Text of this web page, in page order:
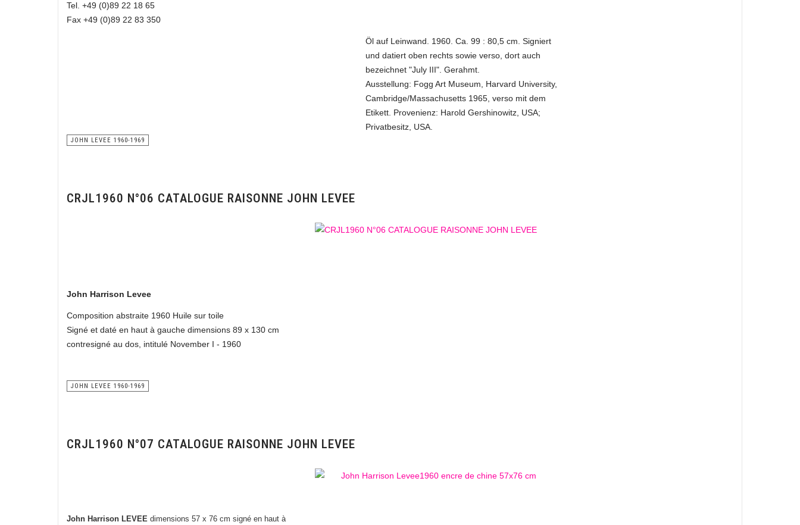
Tel. +49 (0)89 22 18 65
Fax +49 (0)89 22 83 350
Öl auf Leinwand. 1960. Ca. 99 : 80,5 cm. Signiert
und datiert oben rechts sowie verso, dort auch
bezeichnet "July III". Gerahmt.
Ausstellung: Fogg Art Museum, Harvard University,
Cambridge/Massachusetts 1965, verso mit dem
Etikett. Provenienz: Harold Gershinowitz, USA;
Privatbesitz, USA.
JOHN LEVEE 1960-1969
CRJL1960 N°06 CATALOGUE RAISONNE JOHN LEVEE
John Harrison Levee
Composition abstraite 1960 Huile sur toile
Signé et daté en haut à gauche dimensions 89 x 130 cm
contresigné au dos, intitulé November I - 1960
JOHN LEVEE 1960-1969
CRJL1960 N°07 CATALOGUE RAISONNE JOHN LEVEE
John Harrison LEVEE dimensions 57 x 76 cm signé en haut à